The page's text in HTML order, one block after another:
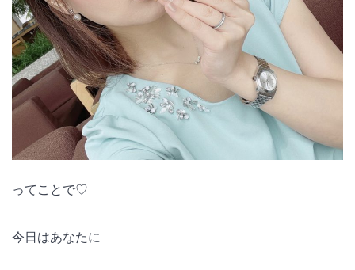
ってことで♡
今日はあなたに